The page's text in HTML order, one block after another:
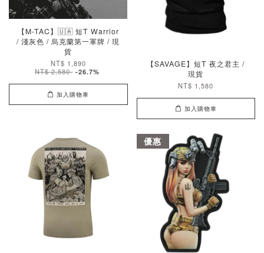
【M-TAC】🇺🇦 短T Warrior
/ 淺灰色 / 烏克蘭第一軍牌 / 現
貨
NT$ 1,890
NT$ 2,580 -26.7%
加入購物車
【SAVAGE】短T 夜之君主 /
現貨
NT$ 1,580
加入購物車
優惠